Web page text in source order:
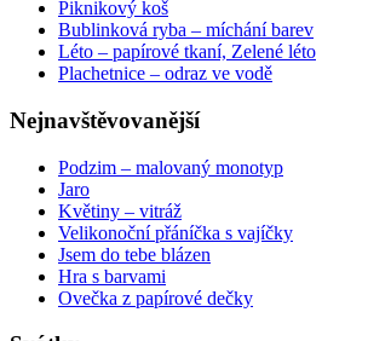
Piknikový koš
Bublinková ryba – míchání barev
Léto – papírové tkaní, Zelené léto
Plachetnice – odraz ve vodě
Nejnavštěvovanější
Podzim – malovaný monotyp
Jaro
Květiny – vitráž
Velikonoční přáníčka s vajíčky
Jsem do tebe blázen
Hra s barvami
Ovečka z papírové dečky